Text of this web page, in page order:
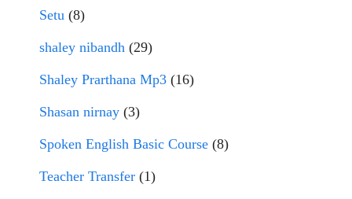
Setu (8)
shaley nibandh (29)
Shaley Prarthana Mp3 (16)
Shasan nirnay (3)
Spoken English Basic Course (8)
Teacher Transfer (1)